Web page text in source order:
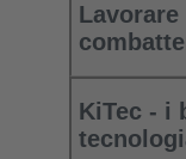
KiTec - i